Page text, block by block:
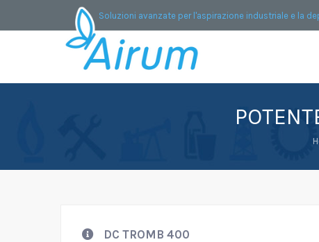
Soluzioni avanzate per l'aspirazione industriale e la
DC TROMB 400